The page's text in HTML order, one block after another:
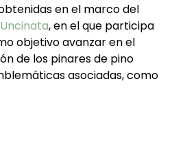
en el marco del
Uncinata, en el que participa
objetivo avanzar en el
de los pinares de pino
asociadas, como